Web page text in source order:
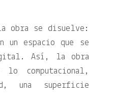
obra se disuelve:
un espacio que se
Así, la obra
computacional,
una superficie